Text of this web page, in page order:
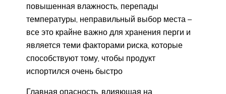
повышенная влажность, перепады
температуры, неправильный выбор места –
все это крайне важно для хранения перги и
является теми факторами риска, которые
способствуют тому, чтобы продукт
испортился очень быстро
Главная опасность, влияющая на